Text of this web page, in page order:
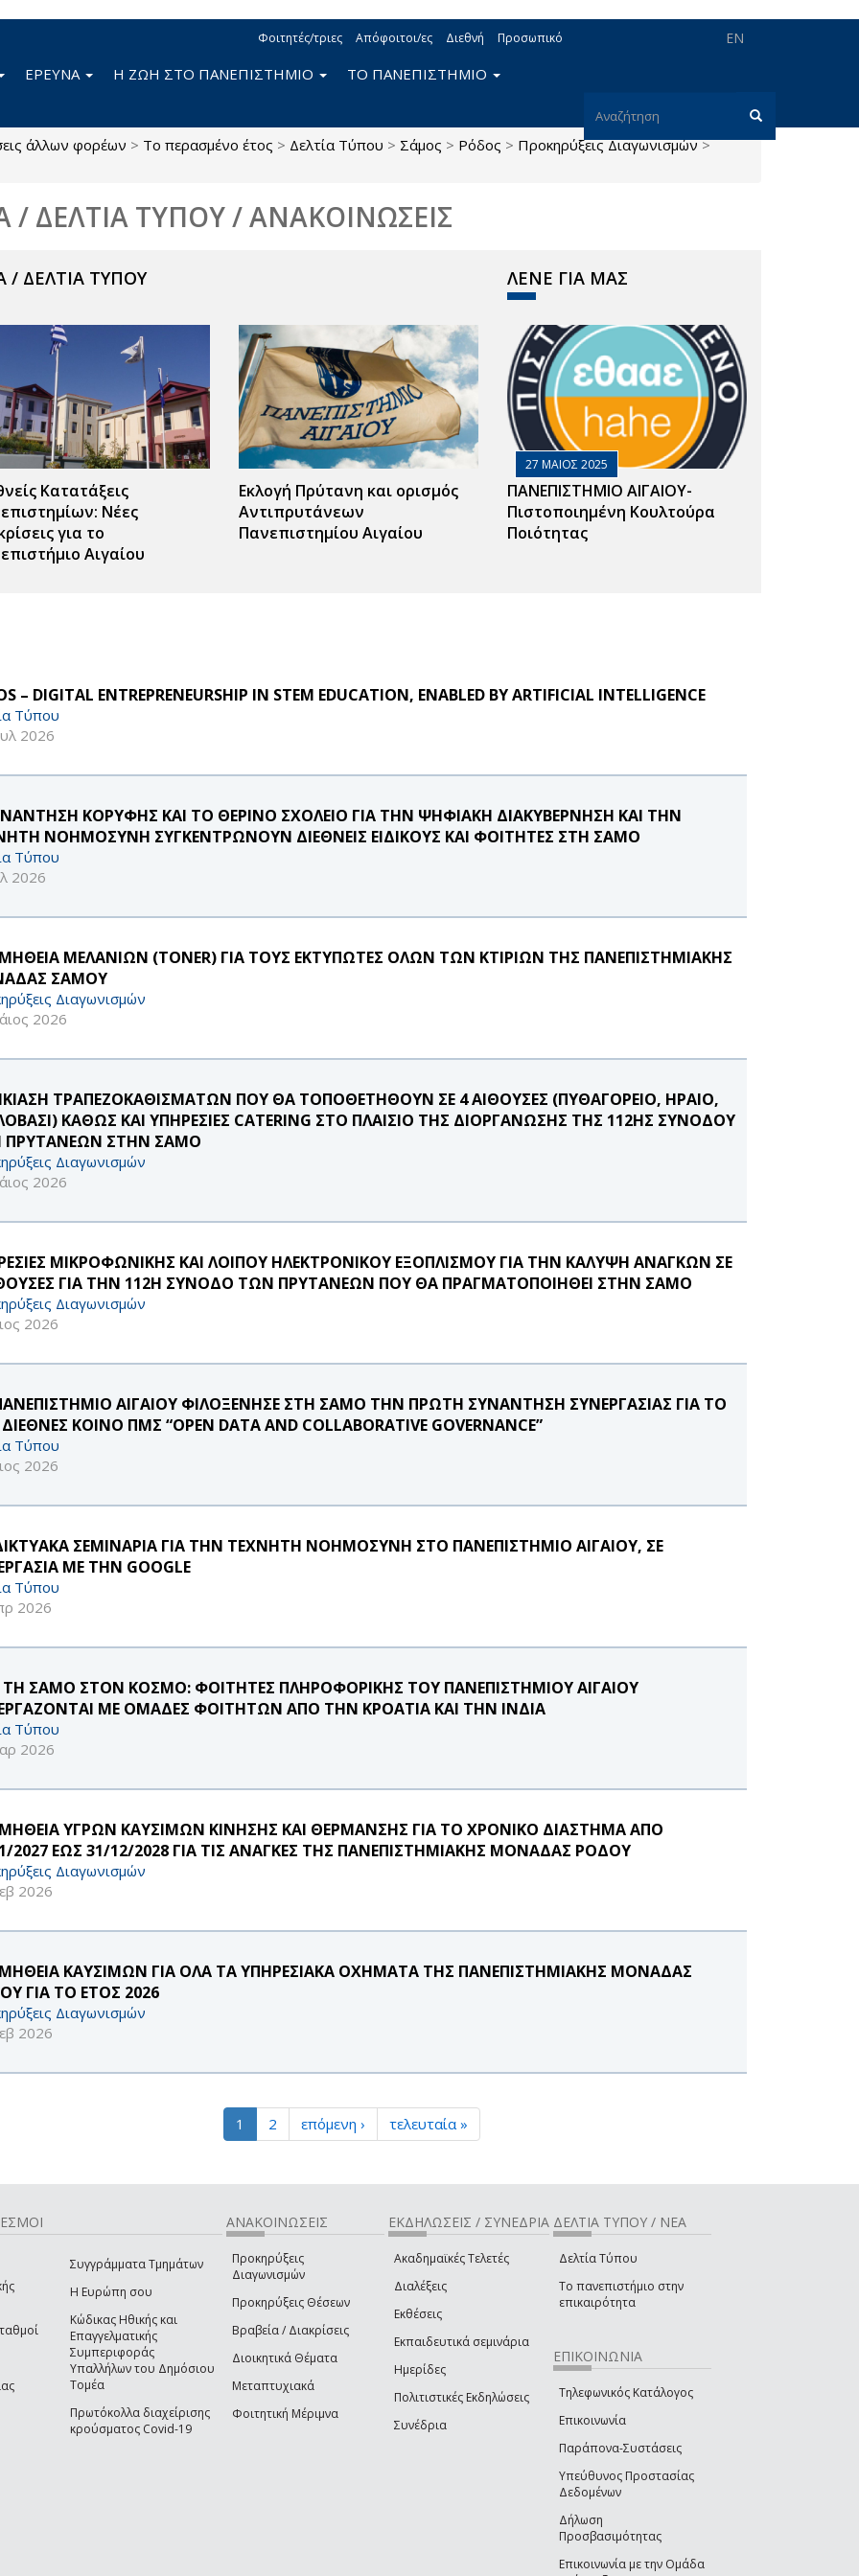
EN
Φοιτητές/τριες Απόφοιτοι/ες Διεθνή Προσωπικό
Φόρμα
αναζήτησης
Αναζήτηση
ΕΡΕΥΝΑ Η ΖΩΗ ΣΤΟ ΠΑΝΕΠΙΣΤΗΜΙΟ ΤΟ ΠΑΝΕΠΙΣΤΗΜΙΟ
άλλων φορέων > Το περασμένο έτος > Δελτία Τύπου > Σάμος > Ρόδος > Προκηρύξεις Διαγωνισμών >
/ ΔΕΛΤΙΑ ΤΥΠΟΥ / ΑΝΑΚΟΙΝΩΣΕΙΣ
/ ΔΕΛΤΙΑ ΤΥΠΟΥ
Κατατάξεις
Νέες
για το
Αιγαίου
Εκλογή Πρύτανη και ορισμός
Αντιπρυτάνεων
Πανεπιστημίου Αιγαίου
ΛΕΝΕ ΓΙΑ ΜΑΣ
27 ΜΑΙΟΣ 2025
ΠΑΝΕΠΙΣΤΗΜΙΟ ΑΙΓΑΙΟΥ-
Πιστοποιημένη Κουλτούρα
Ποιότητας
– DIGITAL ENTREPRENEURSHIP IN STEM EDUCATION, ENABLED BY ARTIFICIAL INTELLIGENCE
Τύπου
2026
ΚΟΡΥΦΗΣ ΚΑΙ ΤΟ ΘΕΡΙΝΟ ΣΧΟΛΕΙΟ ΓΙΑ ΤΗΝ ΨΗΦΙΑΚΗ ΔΙΑΚΥΒΕΡΝΗΣΗ ΚΑΙ ΤΗΝ
ΝΟΗΜΟΣΥΝΗ ΣΥΓΚΕΝΤΡΩΝΟΥΝ ΔΙΕΘΝΕΙΣ ΕΙΔΙΚΟΥΣ ΚΑΙ ΦΟΙΤΗΤΕΣ ΣΤΗ ΣΑΜΟ
Τύπου
2026
ΜΕΛΑΝΙΩΝ (TONER) ΓΙΑ ΤΟΥΣ ΕΚΤΥΠΩΤΕΣ ΟΛΩΝ ΤΩΝ ΚΤΙΡΙΩΝ ΤΗΣ ΠΑΝΕΠΙΣΤΗΜΙΑΚΗΣ
ΣΑΜΟΥ
Διαγωνισμών
2026
ΤΡΑΠΕΖΟΚΑΘΙΣΜΑΤΩΝ ΠΟΥ ΘΑ ΤΟΠΟΘΕΤΗΘΟΥΝ ΣΕ 4 ΑΙΘΟΥΣΕΣ (ΠΥΘΑΓΟΡΕΙΟ, ΗΡΑΙΟ,
ΚΑΘΩΣ ΚΑΙ ΥΠΗΡΕΣΙΕΣ CATERING ΣΤΟ ΠΛΑΙΣΙΟ ΤΗΣ ΔΙΟΡΓΑΝΩΣΗΣ ΤΗΣ 112ΗΣ ΣΥΝΟΔΟΥ
ΠΡΥΤΑΝΕΩΝ ΣΤΗΝ ΣΑΜΟ
Διαγωνισμών
2026
ΜΙΚΡΟΦΩΝΙΚΗΣ ΚΑΙ ΛΟΙΠΟΥ ΗΛΕΚΤΡΟΝΙΚΟΥ ΕΞΟΠΛΙΣΜΟΥ ΓΙΑ ΤΗΝ ΚΑΛΥΨΗ ΑΝΑΓΚΩΝ ΣΕ
ΓΙΑ ΤΗΝ 112Η ΣΥΝΟΔΟ ΤΩΝ ΠΡΥΤΑΝΕΩΝ ΠΟΥ ΘΑ ΠΡΑΓΜΑΤΟΠΟΙΗΘΕΙ ΣΤΗΝ ΣΑΜΟ
Διαγωνισμών
2026
ΑΙΓΑΙΟΥ ΦΙΛΟΞΕΝΗΣΕ ΣΤΗ ΣΑΜΟ ΤΗΝ ΠΡΩΤΗ ΣΥΝΑΝΤΗΣΗ ΣΥΝΕΡΓΑΣΙΑΣ ΓΙΑ ΤΟ
ΚΟΙΝΟ ΠΜΣ “OPEN DATA AND COLLABORATIVE GOVERNANCE”
Τύπου
2026
ΣΕΜΙΝΑΡΙΑ ΓΙΑ ΤΗΝ ΤΕΧΝΗΤΗ ΝΟΗΜΟΣΥΝΗ ΣΤΟ ΠΑΝΕΠΙΣΤΗΜΙΟ ΑΙΓΑΙΟΥ, ΣΕ
ΜΕ ΤΗΝ GOOGLE
Τύπου
2026
ΣΑΜΟ ΣΤΟΝ ΚΟΣΜΟ: ΦΟΙΤΗΤΕΣ ΠΛΗΡΟΦΟΡΙΚΗΣ ΤΟΥ ΠΑΝΕΠΙΣΤΗΜΙΟΥ ΑΙΓΑΙΟΥ
ΜΕ ΟΜΑΔΕΣ ΦΟΙΤΗΤΩΝ ΑΠΟ ΤΗΝ ΚΡΟΑΤΙΑ ΚΑΙ ΤΗΝ ΙΝΔΙΑ
Τύπου
2026
ΥΓΡΩΝ ΚΑΥΣΙΜΩΝ ΚΙΝΗΣΗΣ ΚΑΙ ΘΕΡΜΑΝΣΗΣ ΓΙΑ ΤΟ ΧΡΟΝΙΚΟ ΔΙΑΣΤΗΜΑ ΑΠΟ
2027 ΕΩΣ 31/12/2028 ΓΙΑ ΤΙΣ ΑΝΑΓΚΕΣ ΤΗΣ ΠΑΝΕΠΙΣΤΗΜΙΑΚΗΣ ΜΟΝΑΔΑΣ ΡΟΔΟΥ
Διαγωνισμών
2026
ΚΑΥΣΙΜΩΝ ΓΙΑ ΟΛΑ ΤΑ ΥΠΗΡΕΣΙΑΚΑ ΟΧΗΜΑΤΑ ΤΗΣ ΠΑΝΕΠΙΣΤΗΜΙΑΚΗΣ ΜΟΝΑΔΑΣ
ΓΙΑ ΤΟ ΕΤΟΣ 2026
Διαγωνισμών
2026
1 2 επόμενη › τελευταία »
Συγγράμματα Τμημάτων
Η Ευρώπη σου
Κώδικας Ηθικής και
Επαγγελματικής
Συμπεριφοράς
Υπαλλήλων του Δημόσιου
Τομέα
Πρωτόκολλα διαχείρισης
κρούσματος Covid-19
ΑΝΑΚΟΙΝΩΣΕΙΣ
Προκηρύξεις
Διαγωνισμών
Προκηρύξεις Θέσεων
Βραβεία / Διακρίσεις
Διοικητικά Θέματα
Μεταπτυχιακά
Φοιτητική Μέριμνα
ΕΚΔΗΛΩΣΕΙΣ / ΣΥΝΕΔΡΙΑ
Ακαδημαϊκές Τελετές
Διαλέξεις
Εκθέσεις
Εκπαιδευτικά σεμινάρια
Ημερίδες
Πολιτιστικές Εκδηλώσεις
Συνέδρια
ΔΕΛΤΙΑ ΤΥΠΟΥ / ΝΕΑ
Δελτία Τύπου
Το πανεπιστήμιο στην
επικαιρότητα
ΕΠΙΚΟΙΝΩΝΙΑ
Τηλεφωνικός Κατάλογος
Επικοινωνία
Παράπονα-Συστάσεις
Υπεύθυνος Προστασίας
Δεδομένων
Δήλωση
Προσβασιμότητας
Επικοινωνία με την Ομάδα